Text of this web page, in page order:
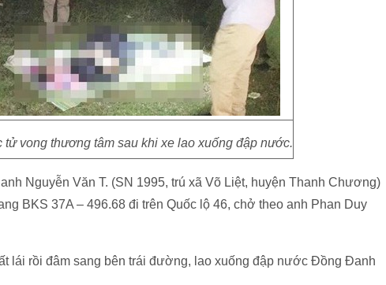
tử vong thương tâm sau khi xe lao xuống đập nước.
Nguyễn Văn T. (SN 1995, trú xã Võ Liệt, huyện Thanh Chương)
BKS 37A – 496.68 đi trên Quốc lộ 46, chở theo anh Phan Duy
lái rồi đâm sang bên trái đường, lao xuống đập nước Đồng Đanh